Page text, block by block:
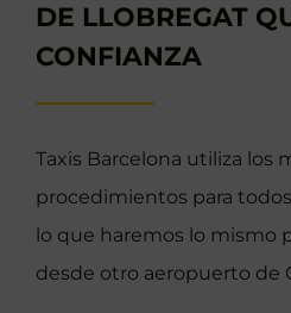
DE LLOBREGAT
CONFIANZA
Taxis Barcelona utiliza los
procedimientos para
lo que haremos lo mismo
desde otro aeropuerto de